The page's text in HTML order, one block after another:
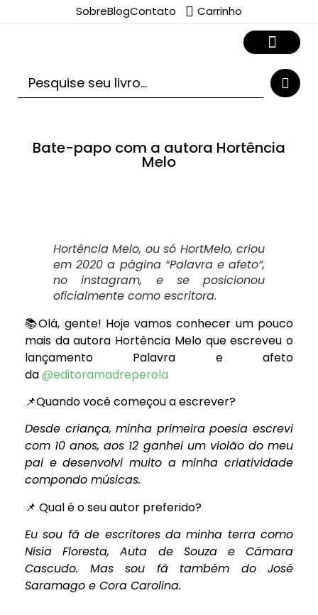
SobreBlogContato Carrinho
Bate-papo com a autora Hortência
Melo
Hortência Melo, ou só HortMelo, criou
em 2020 a página “Palavra e afeto”,
no instagram, e se posicionou
oficialmente como escritora.
📚Olá, gente! Hoje vamos conhecer um pouco
mais da autora Hortência Melo que escreveu o
lançamento Palavra e afeto
da@editoramadreperola
📌Quando você começou a escrever?
Desde criança, minha primeira poesia escrevi
com 10 anos, aos 12 ganhei um violão do meu
pai e desenvolvi muito a minha criatividade
compondo músicas.
📌 Qual é o seu autor preferido?
Eu sou fã de escritores da minha terra como
Nísia Floresta, Auta de Souza e Câmara
Cascudo. Mas sou fã também do José
Saramago e Cora Carolina.